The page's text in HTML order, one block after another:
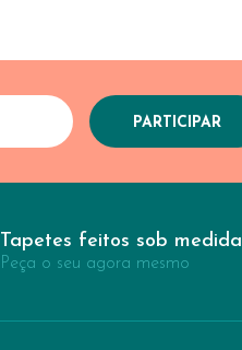
Tapetes feitos sob medida
Peça o seu agora mesmo